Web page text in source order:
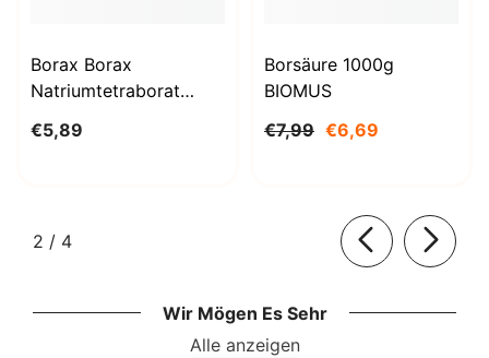
Borax Borax
Natriumtetraborat
STANLAB
€5,89
Borsäure 1000g
BIOMUS
€7,99 €6,69
2 / von
4
Wir Mögen Es Sehr
Alle anzeigen